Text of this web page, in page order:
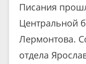
Писания
Центральной
Лермонтова.
отдела